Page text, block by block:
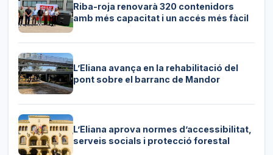
Riba-roja renovarà 320 contenidors
amb més capacitat i un accés més fàcil
L’Eliana avança en la rehabilitació del
pont sobre el barranc de Mandor
L’Eliana aprova normes d’accessibilitat,
serveis socials i protecció forestal